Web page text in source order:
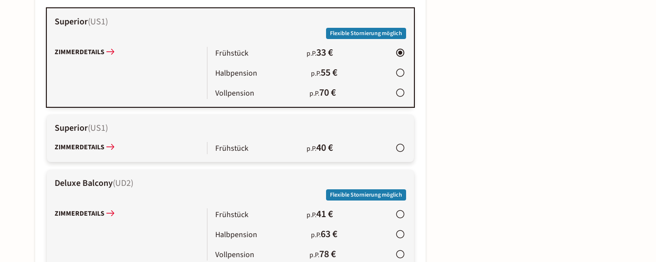
Superior(US1)
Flexible Stornierung möglich
ZIMMERDETAILS Frühstück p.P.33 €
Halbpension p.P.55 €
Vollpension p.P.70 €
Superior(US1)
ZIMMERDETAILS Frühstück p.P.40 €
Deluxe Balcony(UD2)
Flexible Stornierung möglich
ZIMMERDETAILS Frühstück p.P.41 €
Halbpension p.P.63 €
Vollpension p.P.78 €